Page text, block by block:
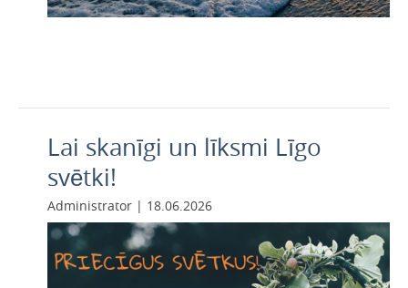
Lai skanīgi un līksmi Līgo
svētki!
Administrator | 18.06.2026